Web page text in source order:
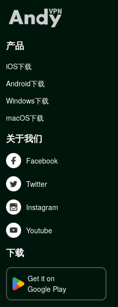
产品
iOS下载
Android下载
Windows下载
macOS下载
关于我们
Facebook
Twitter
Instagram
Youtube
下载
Get it on
Google Play